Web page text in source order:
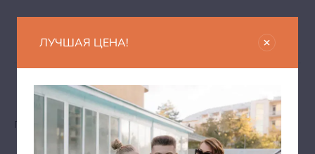
Главная Блог Чембурское озеро
ЛУЧШАЯ ЦЕНА!